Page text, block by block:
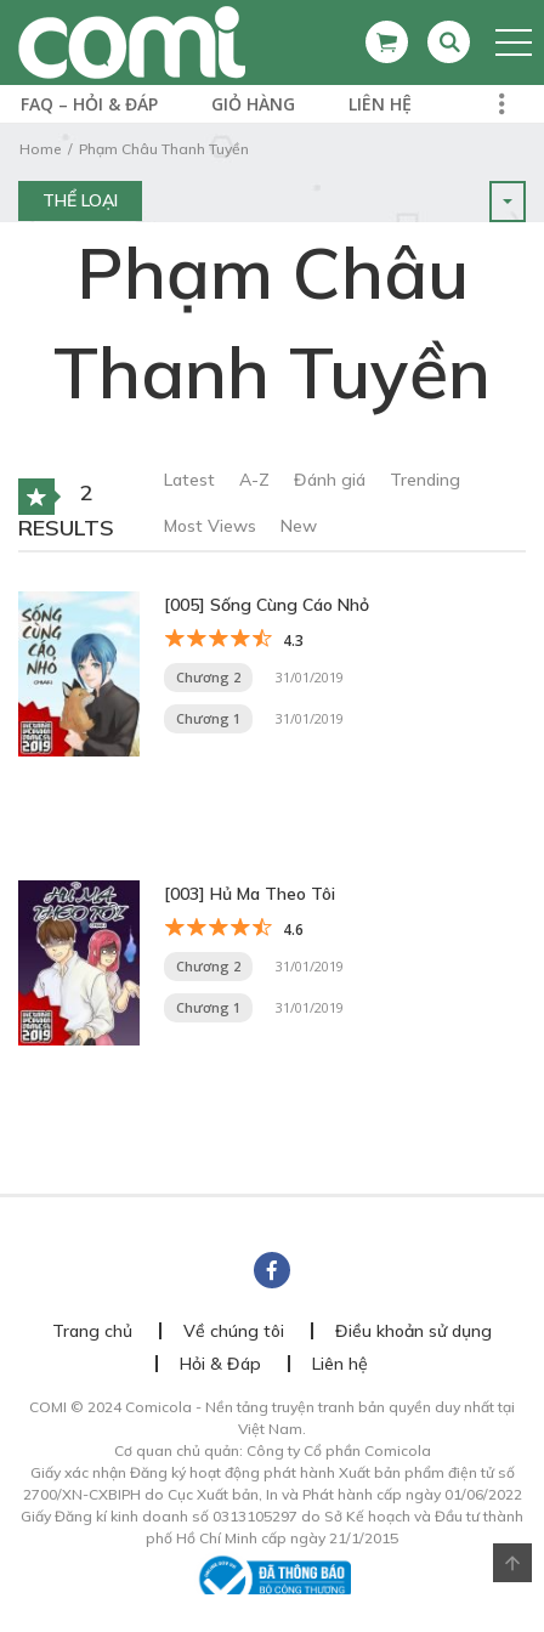
FAQ – HỎI & ĐÁP GIỎ HÀNG LIÊN HỆ
Home Phạm Châu Thanh Tuyền
THỂ LOẠI
Phạm Châu
Thanh Tuyền
2
RESULTS
Latest A-Z Đánh giá Trending
Most Views New
[005] Sống Cùng Cáo Nhỏ
4.3
Chương 2 31/01/2019
Chương 1 31/01/2019
[003] Hủ Ma Theo Tôi
4.6
Chương 2 31/01/2019
Chương 1 31/01/2019
Trang chủ Về chúng tôi
Điều khoản sử dụng
Hỏi & Đáp
Liên hệ
COMI © 2024 Comicola - Nền tảng truyện tranh bản quyền duy nhất tại
Việt Nam.
Cơ quan chủ quản: Công ty Cổ phần Comicola
Giấy xác nhận Đăng ký hoạt động phát hành Xuất bản phẩm điện tử số
2700/XN-CXBIPH do Cục Xuất bản, In và Phát hành cấp ngày 01/06/2022
Giấy Đăng kí kinh doanh số 0313105297 do Sở Kế hoạch và Đầu tư thành
phố Hồ Chí Minh cấp ngày 21/1/2015